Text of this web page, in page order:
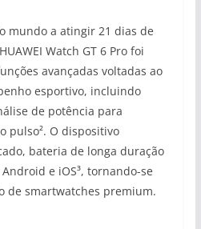
mundo a atingir 21 dias de
Watch GT 6 Pro foi
avançadas voltadas ao
esportivo, incluindo
de potência para
pulso². O dispositivo
bateria de longa duração
e iOS³, tornando-se
de smartwatches premium.